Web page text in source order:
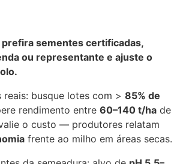
prefira sementes certificadas,
ou representante e ajuste o
reais: busque lotes com > 85% de
rendimento entre 60–140 t/ha de
o custo — produtores relatam
frente ao milho em áreas secas.